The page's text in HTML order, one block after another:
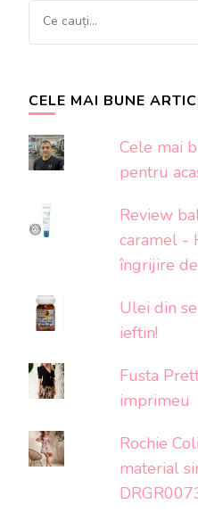
Cauți
ceva?
CELE MAI BUNE
Cele mai
pentru
Review
caramel -
îngrijire
Ulei din
ieftin!
Fusta
imprimeu
Rochie
material